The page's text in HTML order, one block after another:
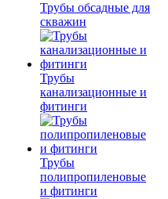
Трубы обсадные для
скважин
Трубы
канализационные и
фитинги
Трубы
полипропиленовые
и фитинги